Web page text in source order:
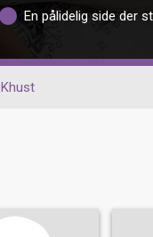
En pålidelig side der
Khust